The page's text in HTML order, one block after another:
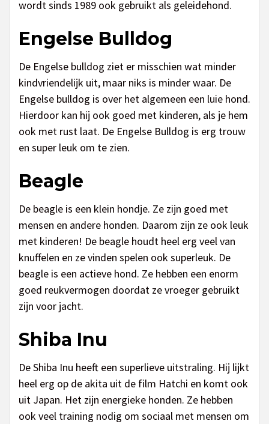
wordt sinds 1989 ook gebruikt als geleidehond.
Engelse Bulldog
De Engelse bulldog ziet er misschien wat minder
kindvriendelijk uit, maar niks is minder waar. De
Engelse bulldog is over het algemeen een luie hond.
Hierdoor kan hij ook goed met kinderen, als je hem
ook met rust laat. De Engelse Bulldog is erg trouw
en super leuk om te zien.
Beagle
De beagle is een klein hondje. Ze zijn goed met
mensen en andere honden. Daarom zijn ze ook leuk
met kinderen! De beagle houdt heel erg veel van
knuffelen en ze vinden spelen ook superleuk. De
beagle is een actieve hond. Ze hebben een enorm
goed reukvermogen doordat ze vroeger gebruikt
zijn voor jacht.
Shiba Inu
De Shiba Inu heeft een superlieve uitstraling. Hij lijkt
heel erg op de akita uit de film Hatchi en komt ook
uit Japan. Het zijn energieke honden. Ze hebben
ook veel training nodig om sociaal met mensen om